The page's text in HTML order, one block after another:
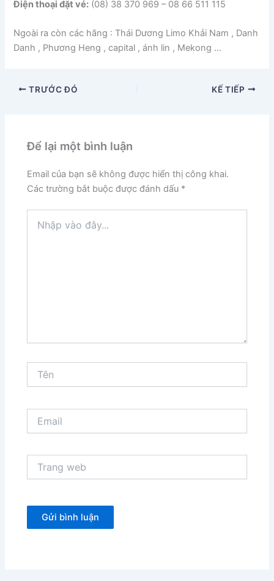
Điện thoại đặt vé: (08) 38 370 969 – 08 66 511 115
Ngoài ra còn các hãng : Thái Dương Limo Khải Nam , Danh
Danh , Phương Heng , capital , ánh lin , Mekong …
TRƯỚC ĐÓ KẾ TIẾP
Để lại một bình luận
Email của bạn sẽ không được hiển thị công khai.
Các trường bắt buộc được đánh dấu *
vào
web